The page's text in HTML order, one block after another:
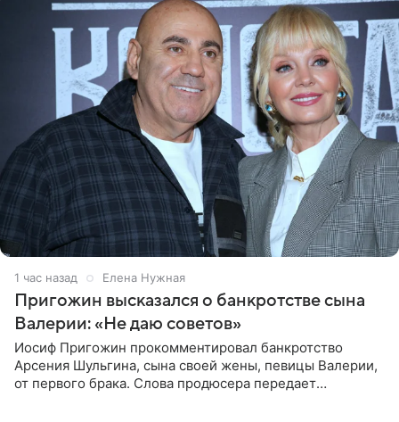
1 час назад Елена Нужная
Пригожин высказался о банкротстве сына
Валерии: «Не даю советов»
Иосиф Пригожин прокомментировал банкротство
Арсения Шульгина, сына своей жены, певицы Валерии,
от первого брака. Слова продюсера передает